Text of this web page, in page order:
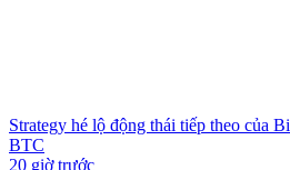
Strategy hé lộ động thái tiếp theo của
BTC
20 giờ trước